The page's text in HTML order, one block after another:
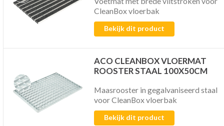
CleanBox vloerbak
Bekijk dit product
ACO CLEANBOX VLOERMAT
ROOSTER STAAL 100X50CM
Maasrooster in gegalvaniseerd staal
voor CleanBox vloerbak
Bekijk dit product